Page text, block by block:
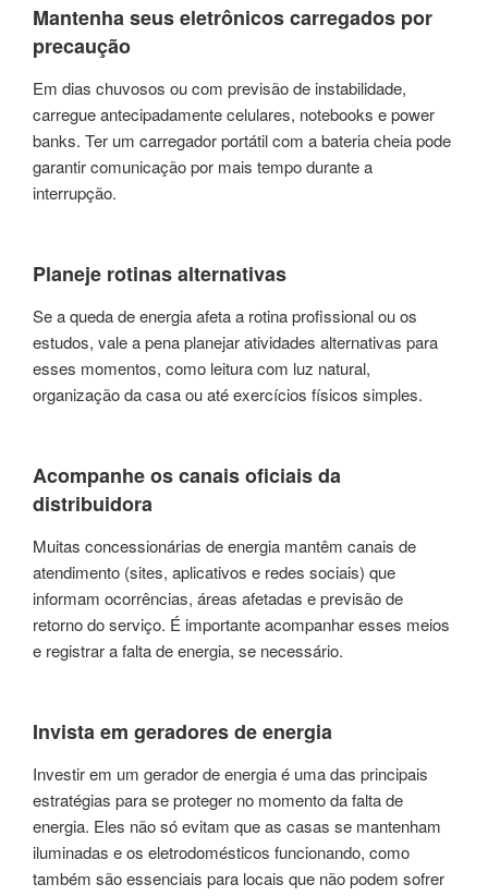
Mantenha seus eletrônicos carregados por
precaução
Em dias chuvosos ou com previsão de instabilidade,
carregue antecipadamente celulares, notebooks e power
banks. Ter um carregador portátil com a bateria cheia pode
garantir comunicação por mais tempo durante a
interrupção.
Planeje rotinas alternativas
Se a queda de energia afeta a rotina profissional ou os
estudos, vale a pena planejar atividades alternativas para
esses momentos, como leitura com luz natural,
organização da casa ou até exercícios físicos simples.
Acompanhe os canais oficiais da
distribuidora
Muitas concessionárias de energia mantêm canais de
atendimento (sites, aplicativos e redes sociais) que
informam ocorrências, áreas afetadas e previsão de
retorno do serviço. É importante acompanhar esses meios
e registrar a falta de energia, se necessário.
Invista em geradores de energia
Investir em um gerador de energia é uma das principais
estratégias para se proteger no momento da falta de
energia. Eles não só evitam que as casas se mantenham
iluminadas e os eletrodomésticos funcionando, como
também são essenciais para locais que não podem sofrer